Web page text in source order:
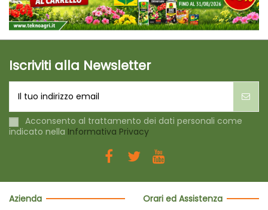
Iscriviti alla Newsletter
Acconsento al trattamento dei dati personali come
indicato nella Informativa Privacy
Azienda
Orari ed Assistenza